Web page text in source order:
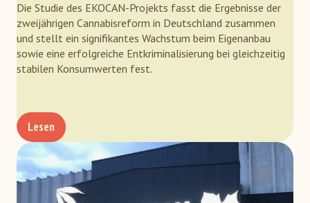
Die Studie des EKOCAN-Projekts fasst die Ergebnisse der
zweijährigen Cannabisreform in Deutschland zusammen
und stellt ein signifikantes Wachstum beim Eigenanbau
sowie eine erfolgreiche Entkriminalisierung bei gleichzeitig
stabilen Konsumwerten fest.
Lesen